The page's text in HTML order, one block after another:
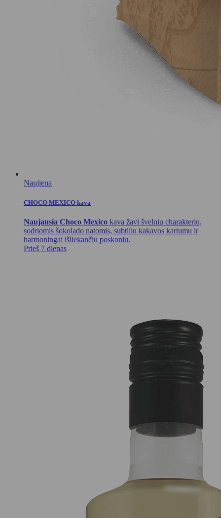
Naujiena
CHOCO MEXICO kava
Naujausia Choco Mexico kava žavi švelniu charakteriu,
sodriomis šokolado natomis, subtiliu kakavos kartumu ir
harmoningai išliekančiu poskoniu.
Prieš 7 dienas